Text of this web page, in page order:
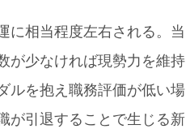
に相当程度左右される。当
が少なければ現勢力を維持
ルを抱え職務評価が低い場
が引退することで生じる新